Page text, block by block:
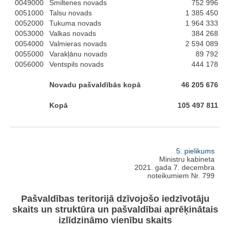
0049000 Smiltenes novads
752 996
0051000
Talsu novads
1 385 450
0052000
Tukuma novads
1 964 333
0053000
Valkas novads
384 268
0054000
Valmieras novads
2 594 089
0055000
Varakļānu novads
89 792
0056000
Ventspils novads 444 178
Novadu pašvaldībās kopā 46 205 676
Kopā 105 497 811
5. pielikums
Ministru kabineta
2021. gada 7. decembra
noteikumiem Nr. 799
Pašvaldības teritorijā dzīvojošo iedzīvotāju
skaits un struktūra un pašvaldībai aprēķinātais
izlīdzināmo vienību skaits